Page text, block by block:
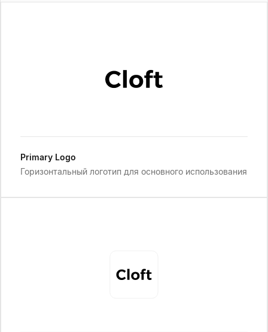
Primary Logo
Горизонтальный логотип для основного использования